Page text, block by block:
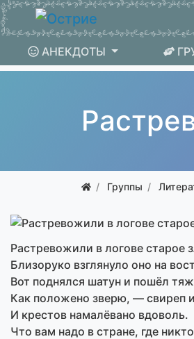
АНЕКДОТЫ
Группы
Растревожили в логове старое
Близоруко взглянуло оно на
Вот поднялся шатун и пошёл
Как положено зверю, — свиреп
И крестов намалёвано вдоволь.
Что вам надо в стране, где